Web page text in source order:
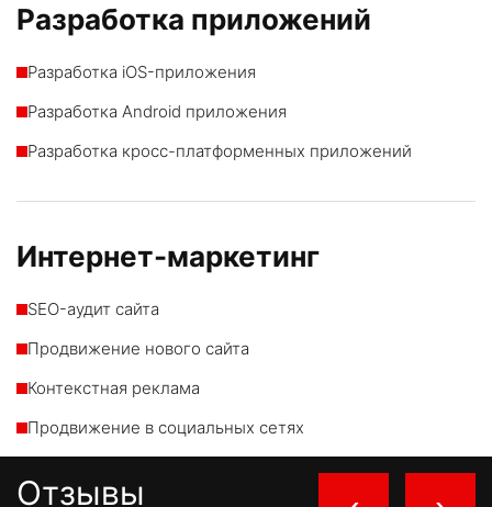
Разработка приложений
Разработка iOS-приложения
Разработка Android приложения
Разработка кросс-платформенных приложений
Интернет-маркетинг
SEO-аудит сайта
Продвижение нового сайта
Контекстная реклама
Продвижение в социальных сетях
Отзывы